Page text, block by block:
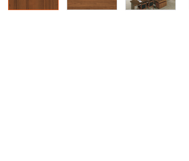
РАСПРОДАЖА